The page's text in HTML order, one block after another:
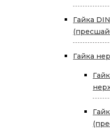
Гайка
Гайка